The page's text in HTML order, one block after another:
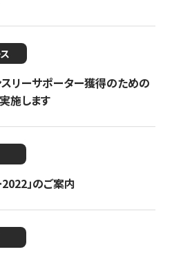
リーサポーター獲得のための
施します
」のご案内